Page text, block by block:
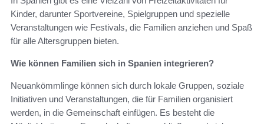
Kinder, darunter Sportvereine, Spielgruppen und spezielle
Veranstaltungen wie Festivals, die Familien anziehen und Spaß
für alle Altersgruppen bieten.
Wie können Familien sich in Spanien integrieren?
Neuankömmlinge können sich durch lokale Gruppen, soziale
Initiativen und Veranstaltungen, die für Familien organisiert
werden, in die Gemeinschaft einfügen. Es besteht die